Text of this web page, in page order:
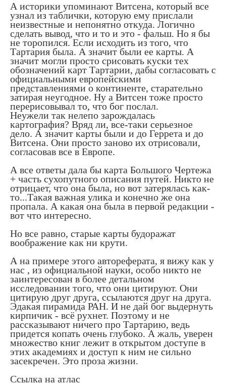
А историки упоминают Витсена, который все
узнал из таблички, которую ему прислали
неизвестные и непонятно откуда. Логично
сделать вывод, что и то и это - фальш. Но я бы
не торопился. Если исходить из того, что
Тартария была. А значит были ее карты. А
значит могли просто срисовать куски тех
обозначений карт Тартарии, дабы согласовать с
официальными европейскими
представлениями о континенте, старательно
затирая неугодное. Ну а Витсен тоже просто
перерисовывал то, что бог послал.
Неужели так нелепо зарождалась
картография? Вряд ли, все-таки серьезное
дело. А значит карты были и до Геррета и до
Витсена. Они просто заново их отрисовали,
согласовав все в Европе.
А все ответы дала бы карта Большого Чертежа
+ часть сухопутного описания путей. Никто не
отрицает, что она была, но вот затерялась как-
то...Такая важная улика и конечно же она
пропала. А какая она была в первой редакции -
вот что интересно.
Но все равно, старые карты будоражат
воображение как ни крути.
А на примере этого автореферата, я вижу как у
нас , из официальной науки, особо никто не
заинтересован в более детальном
исследовании того, что они цитируют. Они
цитирую друг друга, ссылаются друг на друга.
Эдакая пирамида РАН. И не дай бог выдернуть
кирпичик - всё рухнет. Поэтому и не
рассказывают ничего про Тартарию, ведь
придется копать очень глубоко. А жаль, уверен
множество книг лежит в открытом доступе в
этих академиях и доступ к ним не сильно
засекречен. Это проза жизни.
Ссылка на атлас